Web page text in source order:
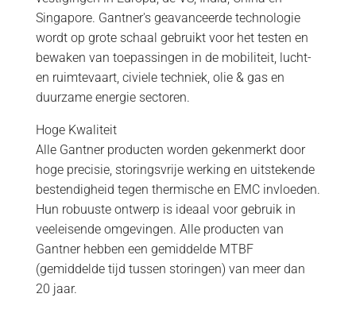
Singapore. Gantner's geavanceerde technologie
wordt op grote schaal gebruikt voor het testen en
bewaken van toepassingen in de mobiliteit, lucht-
en ruimtevaart, civiele techniek, olie & gas en
duurzame energie sectoren.
Hoge Kwaliteit
Alle Gantner producten worden gekenmerkt door
hoge precisie, storingsvrije werking en uitstekende
bestendigheid tegen thermische en EMC invloeden.
Hun robuuste ontwerp is ideaal voor gebruik in
veeleisende omgevingen. Alle producten van
Gantner hebben een gemiddelde MTBF
(gemiddelde tijd tussen storingen) van meer dan
20 jaar.